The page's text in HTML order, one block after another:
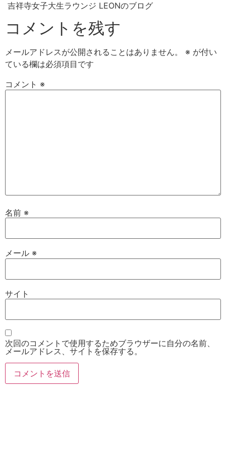
吉祥寺女子大生ラウンジ LEONのブログ
コメントを残す
メールアドレスが公開されることはありません。 ※ が付い
ている欄は必須項目です
コメント ※
名前 ※
メール ※
サイト
次回のコメントで使用するためブラウザーに自分の名前、
メールアドレス、サイトを保存する。